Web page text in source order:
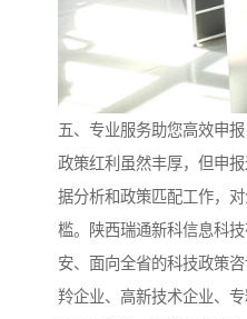
五、专业服务助您高效申报
政策红利虽然丰厚，但申
据分析和政策匹配工作，对
槛。陕西瑞通新科信息科
安、面向全省的科技政策
羚企业、高新技术企业、